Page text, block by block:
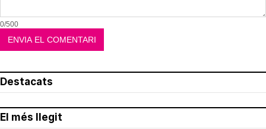
0/500
Destacats
El més llegit